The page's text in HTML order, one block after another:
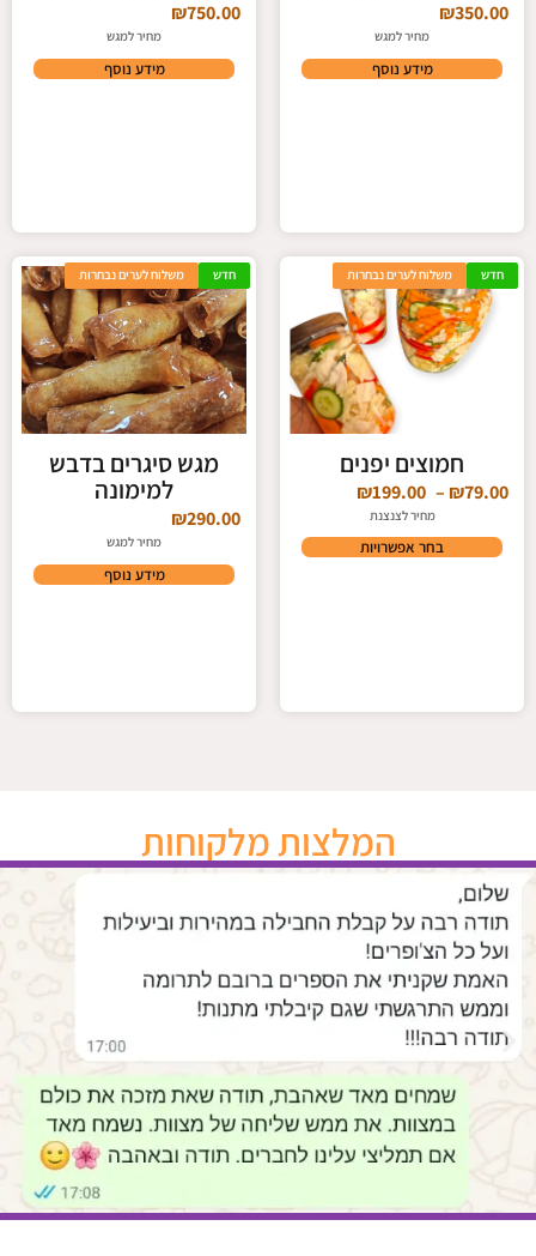
₪350.00
מחיר למגש
מידע נוסף
₪750.00
מחיר למגש
מידע נוסף
חדש משלוח לערים נבחרות
חמוצים יפנים
₪79.00
–
₪199.00
מחיר לצנצנת
בחר אפשרויות
חדש משלוח לערים נבחרות
מגש סיגרים בדבש
למימונה
₪290.00
מחיר למגש
מידע נוסף
המלצות מלקוחות